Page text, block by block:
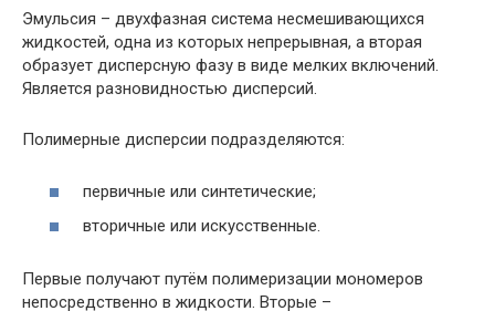
Эмульсия – двухфазная система несмешивающихся
жидкостей, одна из которых непрерывная, а вторая
образует дисперсную фазу в виде мелких включений.
Является разновидностью дисперсий.
Полимерные дисперсии подразделяются:
первичные или синтетические;
вторичные или искусственные.
Первые получают путём полимеризации мономеров
непосредственно в жидкости. Вторые –